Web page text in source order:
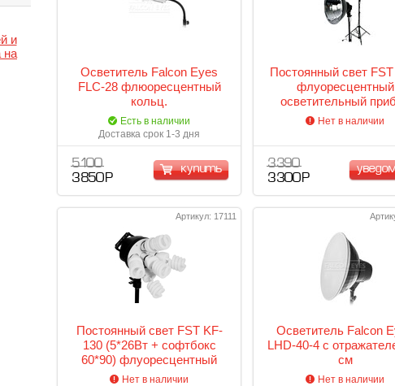
Осветитель Falcon Eyes
FLC-28 флюоресцентный
кольц.
Есть в наличии
Доставка срок 1-3 дня
5 100
3 850 Р
купить
Постоянный свет
флуоресцентный
осветительный
Нет в наличии
3 390
3 300 Р
Артикул: 17111
Постоянный свет FST KF-
130 (5*26Вт + софтбокс
60*90) флуоресцентный
осветительный прибор
Нет в наличии
Осветитель Falcon
LHD-40-4 с
см
Нет в наличии